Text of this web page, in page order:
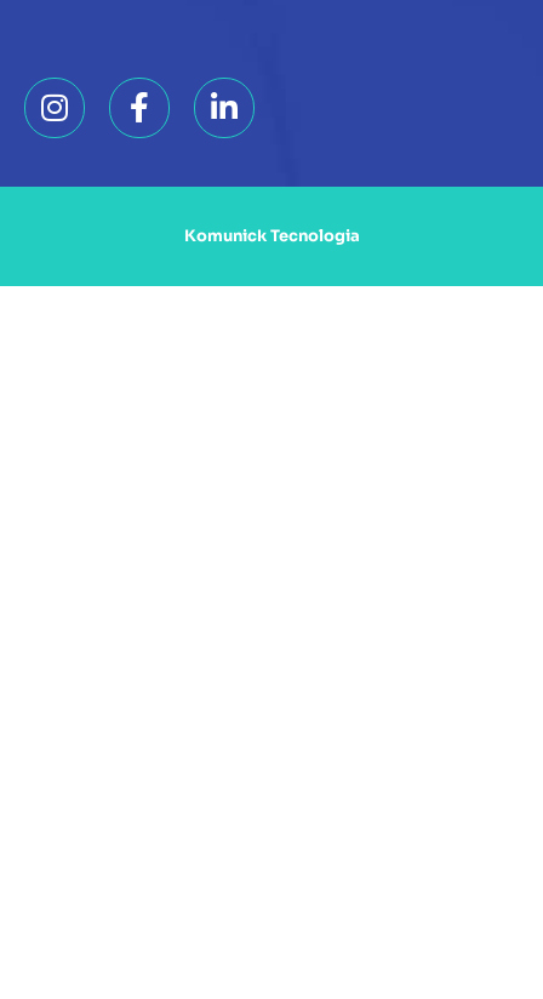
Komunick Tecnologia